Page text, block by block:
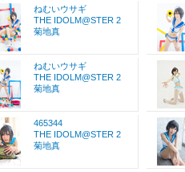
ねむいウサギ
THE IDOLM@STER 2
菊地真
ねむいウサギ
THE IDOLM@STER 2
菊地真
465344
THE IDOLM@STER 2
菊地真